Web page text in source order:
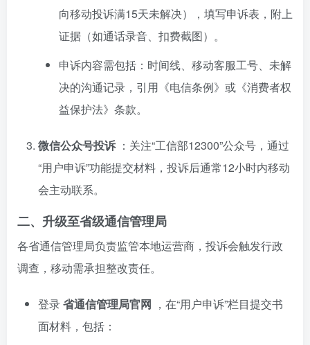
向移动投诉满15天未解决），填写申诉表，附上
证据（如通话录音、扣费截图）。
申诉内容需包括：时间线、移动客服工号、未解
决的沟通记录，引用《电信条例》或《消费者权
益保护法》条款。
微信公众号投诉 ：关注“工信部12300”公众号，通过
“用户申诉”功能提交材料，投诉后通常12小时内移动
会主动联系。
二、升级至省级通信管理局
各省通信管理局负责监管本地运营商，投诉会触发行政
调查，移动需承担整改责任。
登录省通信管理局官网 ，在“用户申诉”栏目提交书
面材料，包括：